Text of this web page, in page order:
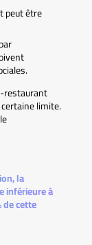
peut être
restaurant
limite.
la
inférieure à
de cette